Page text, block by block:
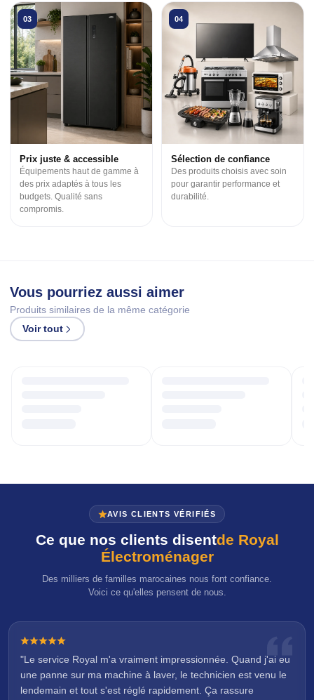
03
Prix juste & accessible
Équipements haut de gamme à
des prix adaptés à tous les
budgets. Qualité sans
compromis.
04
Sélection de confiance
Des produits choisis avec soin
pour garantir performance et
durabilité.
Vous pourriez aussi aimer
Produits similaires de la même catégorie
Voir tout
AVIS CLIENTS VÉRIFIÉS
Ce que nos clients disentde Royal
Électroménager
Des milliers de familles marocaines nous font confiance.
Voici ce qu'elles pensent de nous.
"Le service Royal m'a vraiment impressionnée. Quand j'ai eu
une panne sur ma machine à laver, le technicien est venu le
lendemain et tout s'est réglé rapidement. Ça rassure